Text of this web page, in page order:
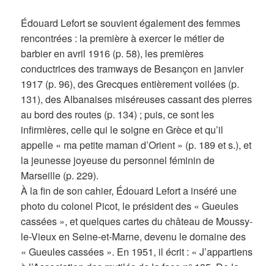
Édouard Lefort se souvient également des femmes
rencontrées : la première à exercer le métier de
barbier en avril 1916 (p. 58), les premières
conductrices des tramways de Besançon en janvier
1917 (p. 96), des Grecques entièrement voilées (p.
131), des Albanaises miséreuses cassant des pierres
au bord des routes (p. 134) ; puis, ce sont les
infirmières, celle qui le soigne en Grèce et qu’il
appelle « ma petite maman d’Orient » (p. 189 et s.), et
la jeunesse joyeuse du personnel féminin de
Marseille (p. 229).
À la fin de son cahier, Édouard Lefort a inséré une
photo du colonel Picot, le président des « Gueules
cassées », et quelques cartes du château de Moussy-
le-Vieux en Seine-et-Marne, devenu le domaine des
« Gueules cassées ». En 1951, il écrit : « J’appartiens